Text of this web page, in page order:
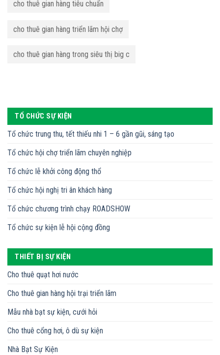
cho thuê gian hàng tiêu chuẩn
cho thuê gian hàng triển lãm hội chợ
cho thuê gian hàng trong siêu thị big c
TỔ CHỨC SỰ KIỆN
Tổ chức trung thu, tết thiếu nhi 1 – 6 gần gũi, sáng tạo
Tổ chức hội chợ triển lãm chuyên nghiệp
Tổ chức lễ khởi công động thổ
Tổ chức hội nghị tri ân khách hàng
Tổ chức chương trình chạy ROADSHOW
Tổ chức sự kiện lễ hội cộng đồng
THIẾT BỊ SỰ KIỆN
Cho thuê quạt hơi nước
Cho thuê gian hàng hội trại triển lãm
Mẫu nhà bạt sự kiện, cưới hỏi
Cho thuê cổng hơi, ô dù sự kiện
Nhà Bạt Sự Kiện